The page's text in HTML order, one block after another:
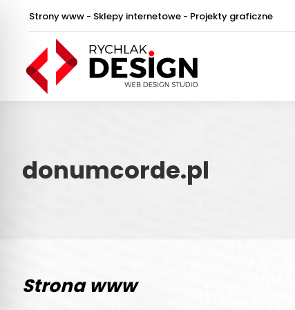
Strony www - Sklepy internetowe - Projekty graficzne
donumcorde.pl
Strona www